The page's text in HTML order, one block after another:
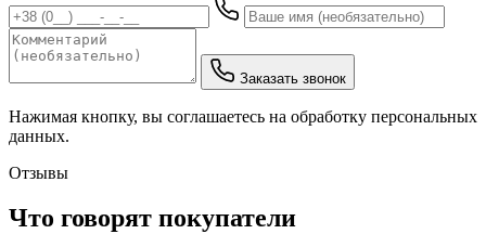
Заказать звонок
Нажимая кнопку, вы соглашаетесь на обработку персональных
данных.
Отзывы
Что говорят покупатели